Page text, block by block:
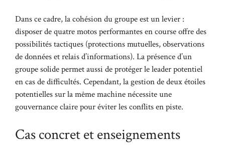
Dans ce cadre, la cohésion du groupe est un levier :
disposer de quatre motos performantes en course offre des
possibilités tactiques (protections mutuelles, observations
de données et relais d’informations). La présence d’un
groupe solide permet aussi de protéger le leader potentiel
en cas de difficultés. Cependant, la gestion de deux étoiles
potentielles sur la même machine nécessite une
gouvernance claire pour éviter les conflits en piste.
Cas concret et enseignements